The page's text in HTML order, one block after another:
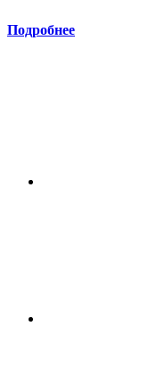
Подробнее